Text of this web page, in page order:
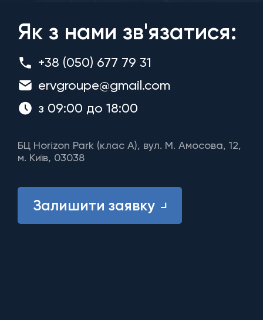
Як з нами зв'язатися:
+38 (050) 677 79 31
ervgroupe@gmail.com
з 09:00 до 18:00
БЦ Horizon Park (клас A), вул. М. Амосова, 12,
м. Київ, 03038
Залишити заявку